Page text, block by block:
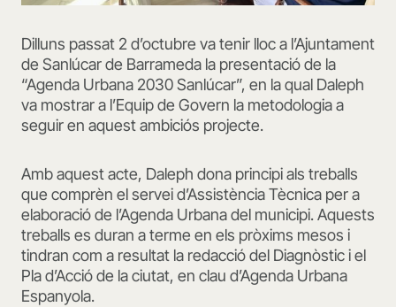
Dilluns passat 2 d’octubre va tenir lloc a l’Ajuntament
de Sanlúcar de Barrameda la presentació de la
“Agenda Urbana 2030 Sanlúcar”, en la qual Daleph
va mostrar a l’Equip de Govern la metodologia a
seguir en aquest ambiciós projecte.
Amb aquest acte, Daleph dona principi als treballs
que comprèn el servei d’Assistència Tècnica per a
elaboració de l’Agenda Urbana del municipi. Aquests
treballs es duran a terme en els pròxims mesos i
tindran com a resultat la redacció del Diagnòstic i el
Pla d’Acció de la ciutat, en clau d’Agenda Urbana
Espanyola.